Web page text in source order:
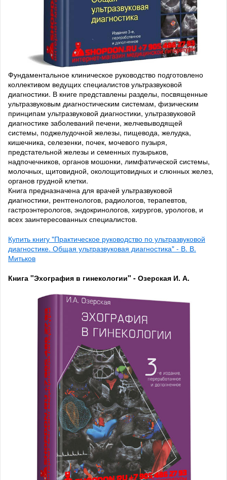
Фундаментальное клиническое руководство подготовлено
коллективом ведущих специалистов ультразвуковой
диагностики. В книге представлены разделы, посвященные
ультразвуковым диагностическим системам, физическим
принципам ультразвуковой диагностики, ультразвуковой
диагностике заболеваний печени, желчевыводящей
системы, поджелудочной железы, пищевода, желудка,
кишечника, селезенки, почек, мочевого пузыря,
предстательной железы и семенных пузырьков,
надпочечников, органов мошонки, лимфатической системы,
молочных, щитовидной, околощитовидных и слюнных желез,
органов грудной клетки.
Книга предназначена для врачей ультразвуковой
диагностики, рентгенологов, радиологов, терапевтов,
гастроэнтерологов, эндокринологов, хирургов, урологов, и
всех заинтересованных специалистов.
Купить книгу "Практическое руководство по ультразвуковой
диагностике. Общая ультразвуковая диагностика" - В. В.
Митьков
Книга "Эхография в гинекологии" - Озерская И. А.